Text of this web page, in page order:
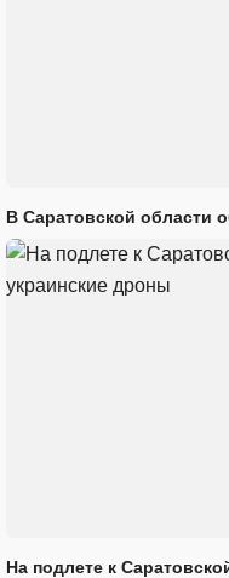
В Саратовской области
На подлете к